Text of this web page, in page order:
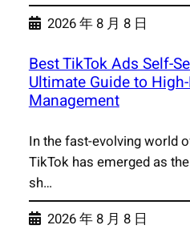
2026 年 8 月 8 日
Best TikTok Ads Self-
Ultimate Guide to
Management
In the fast-evolving world
TikTok has emerged as
sh…
2026 年 8 月 8 日